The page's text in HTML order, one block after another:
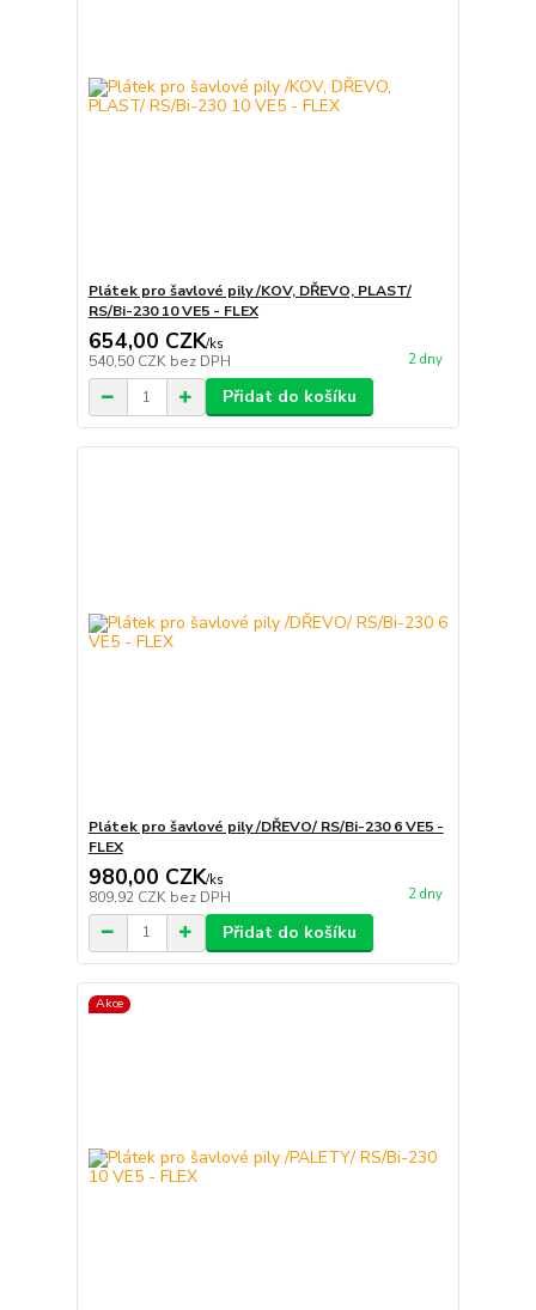
Plátek pro šavlové pily /KOV, DŘEVO, PLAST/
RS/Bi-230 10 VE5 - FLEX
654,00 CZK/ks
540,50 CZK bez DPH 2 dny
Přidat do košíku
Plátek pro šavlové pily /DŘEVO/ RS/Bi-230 6 VE5 -
FLEX
980,00 CZK/ks
809,92 CZK bez DPH 2 dny
Přidat do košíku
Akce